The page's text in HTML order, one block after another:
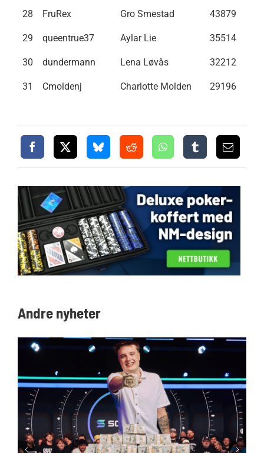
28 FruRex Gro Smestad 43879
29 queentrue37 Aylar Lie 35514
30 dundermann Lena Løvås 32212
31 Cmoldenj Charlotte Molden 29196
Andre nyheter